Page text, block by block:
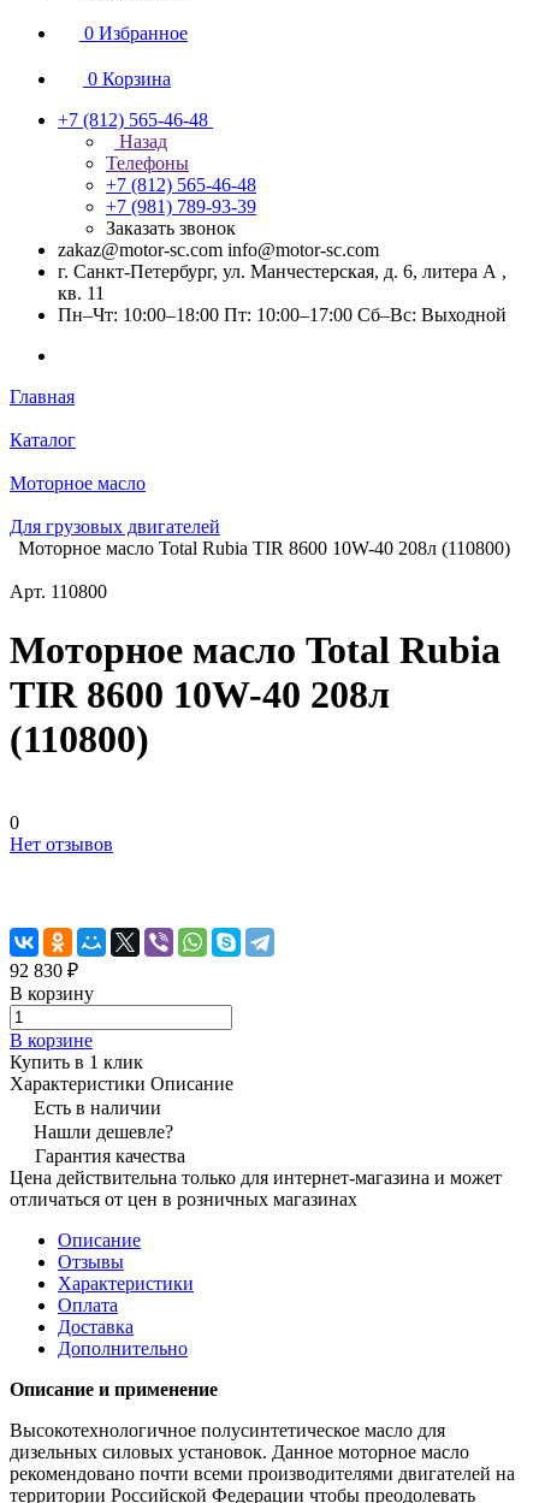
0 Избранное
0 Корзина
+7 (812) 565-46-48
Назад
Телефоны
+7 (812) 565-46-48
+7 (981) 789-93-39
Заказать звонок
zakaz@motor-sc.com info@motor-sc.com
г. Санкт-Петербург, ул. Манчестерская, д. 6, литера А ,
кв. 11
Пн–Чт: 10:00–18:00 Пт: 10:00–17:00 Сб–Вс: Выходной
Главная
Каталог
Моторное масло
Для грузовых двигателей
Моторное масло Total Rubia TIR 8600 10W-40 208л (110800)
Арт. 110800
Моторное масло Total Rubia
TIR 8600 10W-40 208л
(110800)
0
Нет отзывов
92 830 ₽
В корзину
В корзине
Купить в 1 клик
Характеристики Описание
Есть в наличии
Нашли дешевле?
Гарантия качества
Цена действительна только для интернет-магазина и может
отличаться от цен в розничных магазинах
Описание
Отзывы
Характеристики
Оплата
Доставка
Дополнительно
Описание и применение
Высокотехнологичное полусинтетическое масло для
дизельных силовых установок. Данное моторное масло
рекомендовано почти всеми производителями двигателей на
территории Российской Федерации чтобы преодолевать